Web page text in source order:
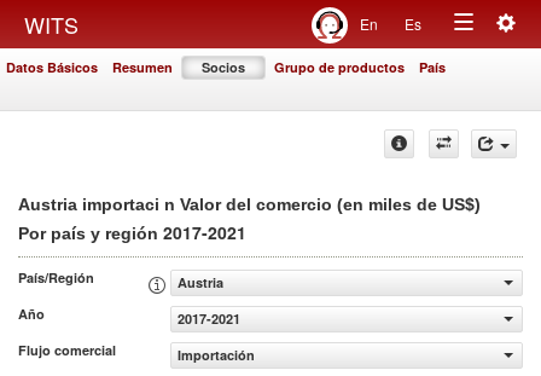
WITS En Es
Toggle
Datos Básicos Resumen Socios Grupo de productos País
Austria importaci n Valor del comercio (en miles de US$)
Por país y región 2017-2021
País/Región
Austria
Año
2017-2021
Flujo comercial
Importación